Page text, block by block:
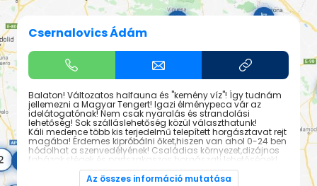
Csernalovics Ádám
Balaton! Változatos halfauna és "kemény víz"! Így tudnám
jellemezni a Magyar Tengert! Igazi élménypeca vár az
idelátogatónak! Nem csak nyaralás és strandolási
lehetőség! Sok szálláslehetőség közül választhatunk!
Káli medence több kis terjedelmű telepített horgásztavat rejt
magába! Érdemes kipróbálni őket,hiszen van ahol 0-24 ben
hódolhat a szenvedélyének! Családias környezet,dizájnos
faházak,stégek és partszakaszos horgászati lehetőségek!
Szakképzett személyzet,udvarias kiszolgálás.
Mindenkinek kellemes kikapcsolódást kívánok!
Az összes információ mutatása